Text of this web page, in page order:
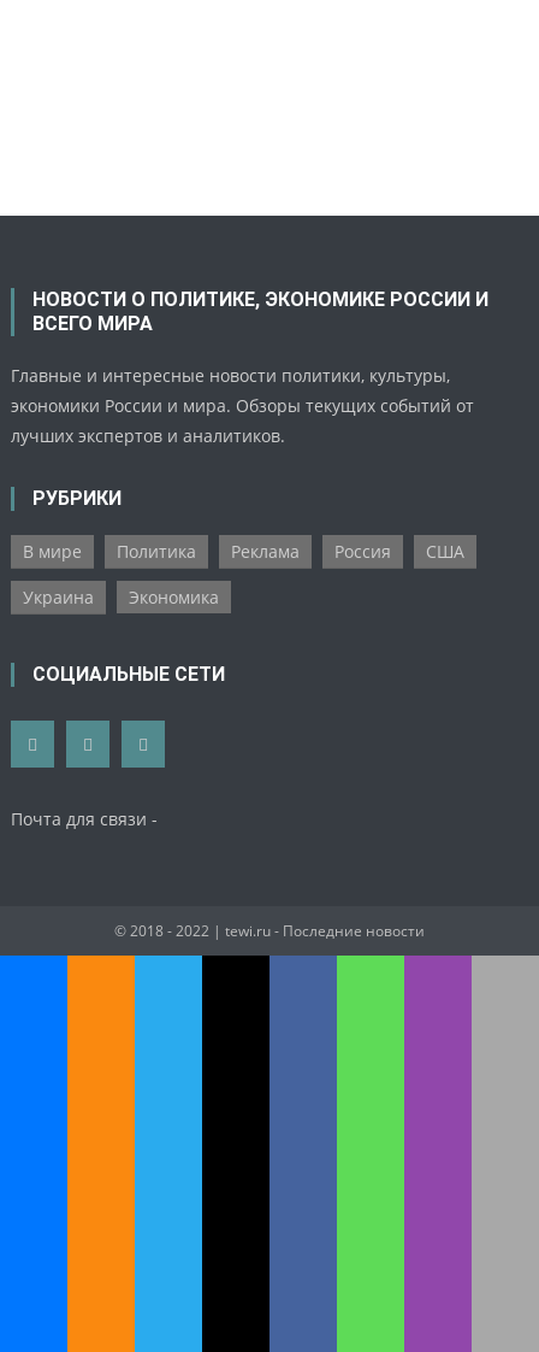
НОВОСТИ О ПОЛИТИКЕ, ЭКОНОМИКЕ РОССИИ И
ВСЕГО МИРА
Главные и интересные новости политики, культуры,
экономики России и мира. Обзоры текущих событий от
лучших экспертов и аналитиков.
РУБРИКИ
В мире Политика Реклама Россия
США
Украина
Экономика
СОЦИАЛЬНЫЕ СЕТИ
Почта для связи -
© 2018 - 2022 | tewi.ru - Последние новости